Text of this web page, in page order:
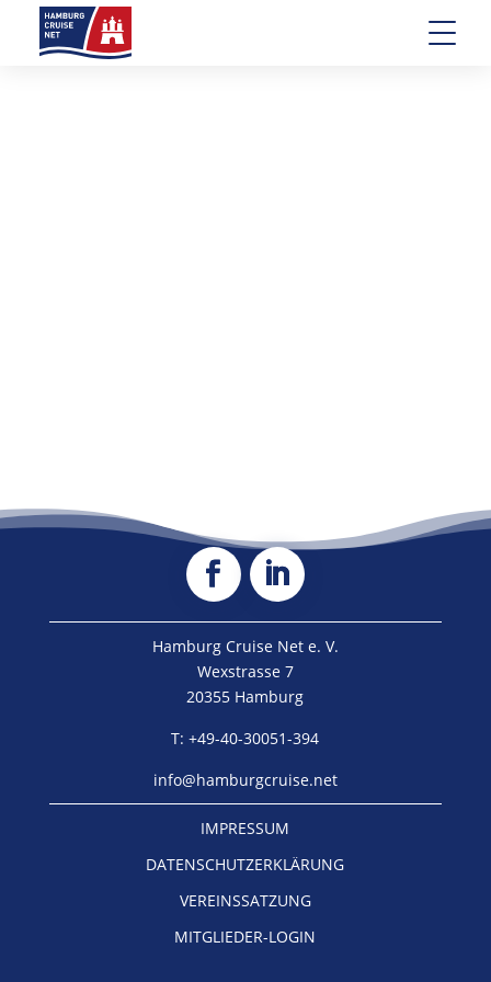
Hamburg Cruise Net e. V.
Wexstrasse 7
20355 Hamburg
T: +49-40-30051-394
info@hamburgcruise.net
IMPRESSUM
DATENSCHUTZERKLÄRUNG
VEREINSSATZUNG
MITGLIEDER-LOGIN